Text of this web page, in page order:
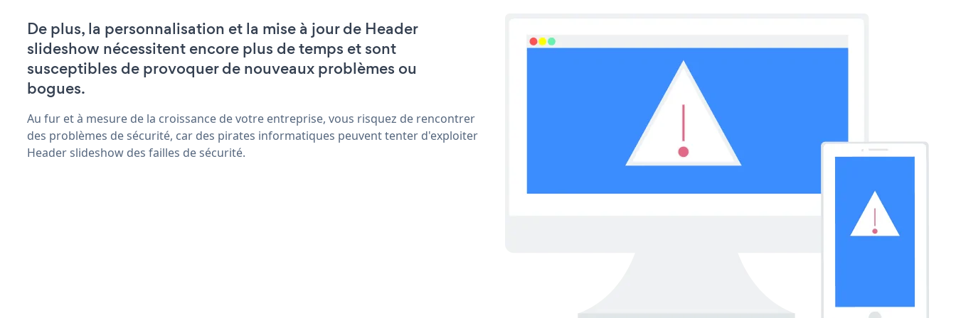
De plus, la personnalisation et la mise à jour de Header
slideshow nécessitent encore plus de temps et sont
susceptibles de provoquer de nouveaux problèmes ou
bogues.
Au fur et à mesure de la croissance de votre entreprise, vous risquez de rencontrer
des problèmes de sécurité, car des pirates informatiques peuvent tenter d'exploiter
Header slideshow des failles de sécurité.